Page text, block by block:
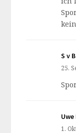
S v B
25.
Uwe
1.